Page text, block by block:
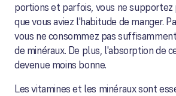
portions et parfois, vous ne
que vous aviez l'habitude de manger.
vous ne consommez pas
de minéraux. De plus, l'absorption de
devenue moins bonne.
Les vitamines et les minéraux sont